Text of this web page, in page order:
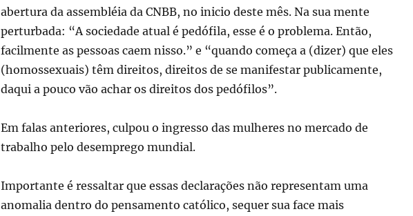
abertura da assembléia da CNBB, no inicio deste mês. Na sua mente
perturbada: “A sociedade atual é pedófila, esse é o problema. Então,
facilmente as pessoas caem nisso.” e “quando começa a (dizer) que eles
(homossexuais) têm direitos, direitos de se manifestar publicamente,
daqui a pouco vão achar os direitos dos pedófilos”.
Em falas anteriores, culpou o ingresso das mulheres no mercado de
trabalho pelo desemprego mundial.
Importante é ressaltar que essas declarações não representam uma
anomalia dentro do pensamento católico, sequer sua face mais